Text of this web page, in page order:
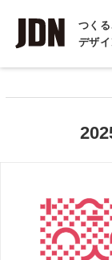
つく
デザ
インタビュ